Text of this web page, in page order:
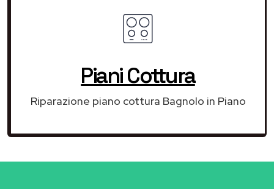
Piani Cottura
Riparazione piano cottura Bagnolo in Piano